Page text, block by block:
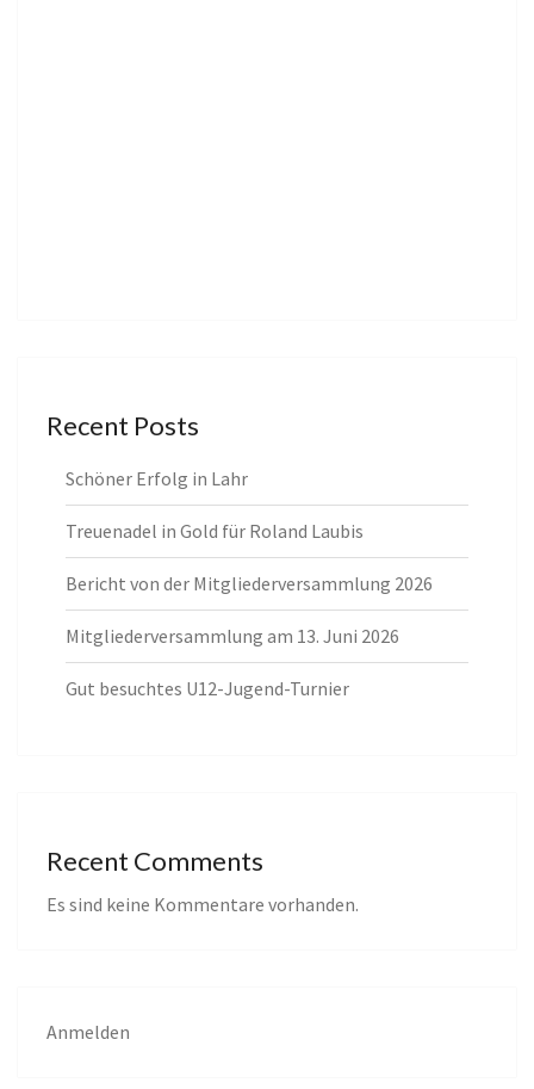
Recent Posts
Schöner Erfolg in Lahr
Treuenadel in Gold für Roland Laubis
Bericht von der Mitgliederversammlung 2026
Mitgliederversammlung am 13. Juni 2026
Gut besuchtes U12-Jugend-Turnier
Recent Comments
Es sind keine Kommentare vorhanden.
Anmelden